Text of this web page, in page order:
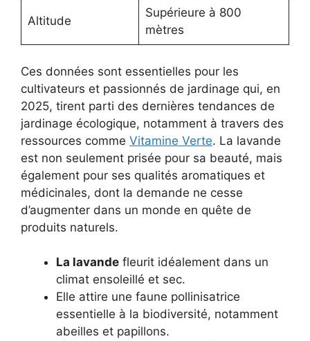
Altitude
Supérieure à 800
mètres
Ces données sont essentielles pour les
cultivateurs et passionnés de jardinage qui, en
2025, tirent parti des dernières tendances de
jardinage écologique, notamment à travers des
ressources comme Vitamine Verte. La lavande
est non seulement prisée pour sa beauté, mais
également pour ses qualités aromatiques et
médicinales, dont la demande ne cesse
d’augmenter dans un monde en quête de
produits naturels.
La lavande fleurit idéalement dans un
climat ensoleillé et sec.
Elle attire une faune pollinisatrice
essentielle à la biodiversité, notamment
abeilles et papillons.